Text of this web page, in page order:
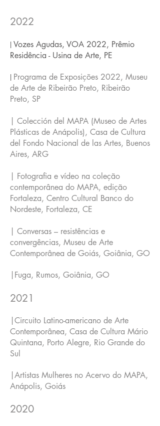
2022
| Vozes Agudas, VOA 2022, Prêmio
Residência - Usina de Arte, PE
| Programa de Exposições 2022, Museu
de Arte de Ribeirão Preto, Ribeirão
Preto, SP
| Colección del MAPA (Museo de Artes
Plásticas de Anápolis), Casa de Cultura
del Fondo Nacional de las Artes, Buenos
Aires, ARG
| Fotografia e vídeo na coleção
contemporânea do MAPA, edição
Fortaleza, Centro Cultural Banco do
Nordeste, Fortaleza, CE
| Conversas – resistências e
convergências, Museu de Arte
Contemporânea de Goiás, Goiânia, GO
|Fuga, Rumos, Goiânia, GO
2021
|Circuito Latino-americano de Arte
Contemporânea, Casa de Cultura Mário
Quintana, Porto Alegre, Rio Grande do
Sul
|Artistas Mulheres no Acervo do MAPA,
Anápolis, Goiás
2020